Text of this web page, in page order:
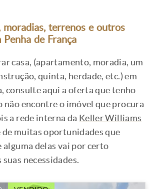
moradias, terrenos e outros
de França
casa, (apartamento, moradia, um
quinta, herdade, etc.) em
consulte aqui a oferta que tenho
não encontre o imóvel que procura
a rede interna da Keller Williams
de muitas oportunidades que
alguma delas vai por certo
necessidades.